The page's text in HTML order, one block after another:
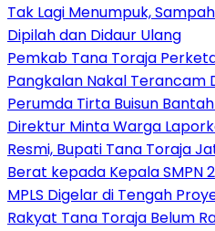
Tak Lagi Menumpuk,
Dipilah dan Didaur Ulang
Pemkab Tana Toraja
Pangkalan Nakal Terancam
Perumda Tirta Buisun
Direktur Minta Warga
Resmi, Bupati Tana Toraja
Berat kepada Kepala SMPN
MPLS Digelar di Tengah
Rakyat Tana Toraja Belum